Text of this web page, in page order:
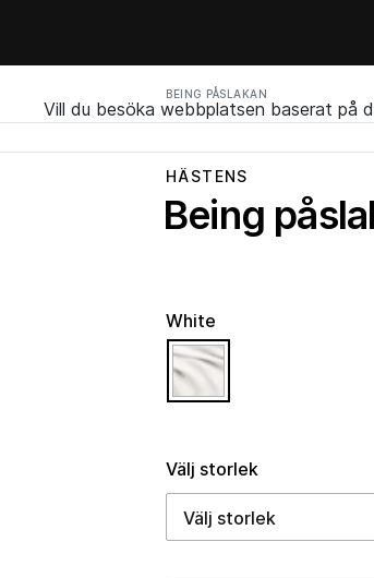
BEING PÅSLAKAN
Vill du besöka webbplatsen baserat på
HÄSTENS
Being
Välj storlek
White